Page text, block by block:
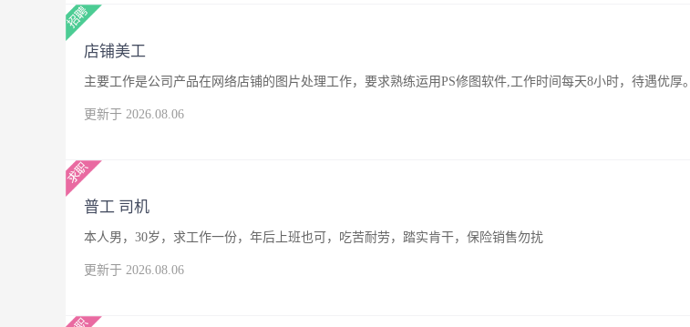
店铺美工
主要工作是公司产品在网络店铺的图片处理工作，要求熟练运用PS修图软件,工作时间每天8小时，待遇优厚。
更新于 2026.08.06
普工 司机
本人男，30岁，求工作一份，年后上班也可，吃苦耐劳，踏实肯干，保险销售勿扰
更新于 2026.08.06